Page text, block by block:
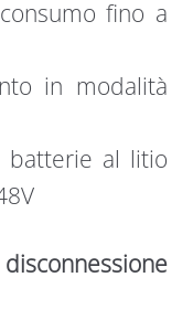
ﬁno a
in modalità
batterie al litio